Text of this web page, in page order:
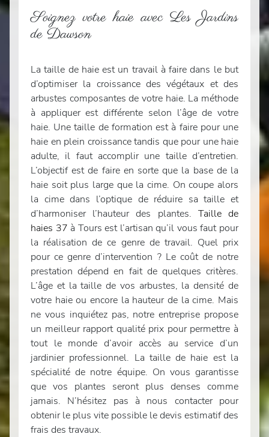
Soignez votre haie avec Les Jardins
de Dawson
La taille de haie est un travail à faire dans le but
d’optimiser la croissance des végétaux et des
arbustes composantes de votre haie. La méthode
à appliquer est différente selon l’âge de votre
haie. Une taille de formation est à faire pour une
haie en plein croissance tandis que pour une haie
adulte, il faut accomplir une taille d’entretien.
L’objectif est de faire en sorte que la base de la
haie soit plus large que la cime. On coupe alors
la cime dans l’optique de réduire sa taille et
d’harmoniser l’hauteur des plantes. Taille de
haies 37 à Tours est l’artisan qu’il vous faut pour
la réalisation de ce genre de travail. Quel prix
pour ce genre d’intervention ? Le coût de notre
prestation dépend en fait de quelques critères.
L’âge et la taille de vos arbustes, la densité de
votre haie ou encore la hauteur de la cime. Mais
ne vous inquiétez pas, notre entreprise propose
un meilleur rapport qualité prix pour permettre à
tout le monde d’avoir accès au service d’un
jardinier professionnel. La taille de haie est la
spécialité de notre équipe. On vous garantisse
que vos plantes seront plus denses comme
jamais. N’hésitez pas à nous contacter pour
obtenir le plus vite possible le devis estimatif des
frais des travaux.